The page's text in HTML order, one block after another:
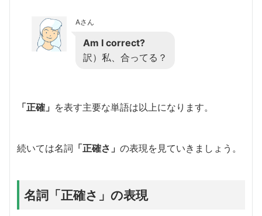
Aさん
Am I correct?
訳）私、合ってる？
「正確」 を表す主要な単語は以上になります。
続いては名詞 「正確さ」 の表現を見ていきましょう。
名詞「正確さ」の表現